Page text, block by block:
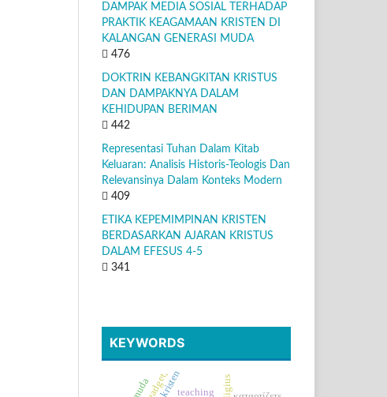
DAMPAK MEDIA SOSIAL TERHADAP
PRAKTIK KEAGAMAAN KRISTEN DI
KALANGAN GENERASI MUDA
476
DOKTRIN KEBANGKITAN KRISTUS
DAN DAMPAKNYA DALAM
KEHIDUPAN BERIMAN
442
Representasi Tuhan Dalam Kitab
Keluaran: Analisis Historis-Teologis Dan
Relevansinya Dalam Konteks Modern
409
ETIKA KEPEMIMPINAN KRISTEN
BERDASARKAN AJARAN KRISTUS
DALAM EFESUS 4-5
341
KEYWORDS
teaching